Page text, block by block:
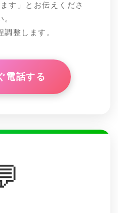
す」とお伝えくださ
。
調整します。
電話する